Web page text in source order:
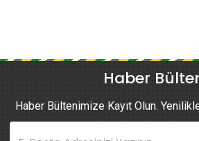
Haber
Haber Bültenimize Kayıt Olun.